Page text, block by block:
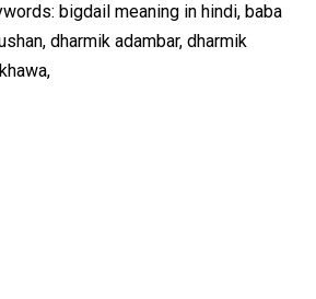
bigdail meaning in hindi, baba
dharmik adambar, dharmik